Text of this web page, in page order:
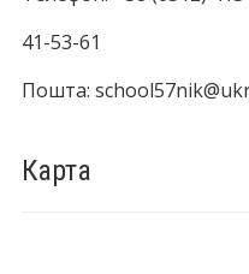
41-53-61
Пошта:
Карта